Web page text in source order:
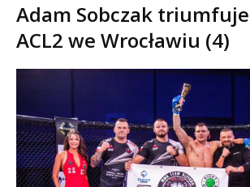
Adam Sobczak
ACL2 we Wrocławiu (4)